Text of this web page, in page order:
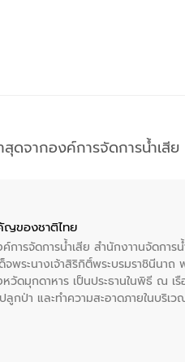
สุดจากองค์การจัดการน้ำเสีย
ของชาติไทย
ารจัดการน้ำเสีย สำนักงาานจัดกา
พระนางเจ้าสิริกิติ์พระบรมราชินีน
ดมุกดาหาร เป็นประธานในพิธี ณ เ
ลูกป่า และทําความสะอาดภายในบริ
นนีพันปีหลวง พร้อมถวายสัจปฏิญาณ